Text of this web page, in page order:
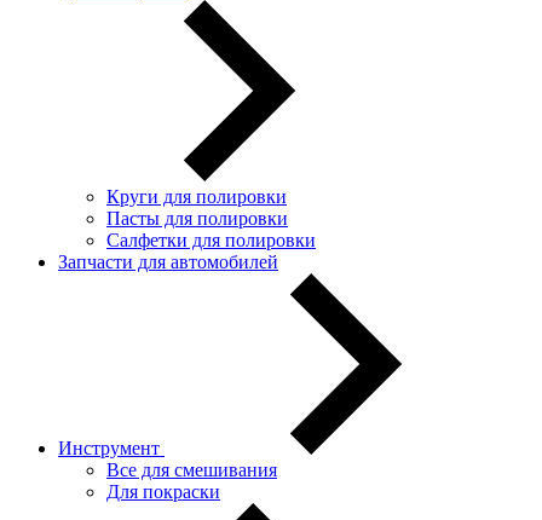
Круги для полировки
Пасты для полировки
Салфетки для полировки
Запчасти для автомобилей
Инструмент
Все для смешивания
Для покраски